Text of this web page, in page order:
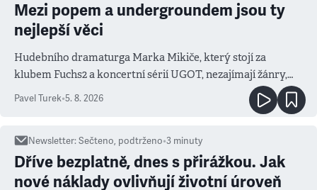
Mezi popem a undergroundem jsou ty
nejlepší věci
Hudebního dramaturga Marka Mikiče, který stojí za
klubem Fuchs2 a koncertní sérií UGOT, nezajímají žánry,
ale atmosféra
Pavel Turek•5. 8. 2026
Newsletter:Sečteno, podtrženo•3 minuty
Dříve bezplatně, dnes s přirážkou. Jak
nové náklady ovlivňují životní úroveň